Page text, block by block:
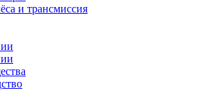
и трансмиссия